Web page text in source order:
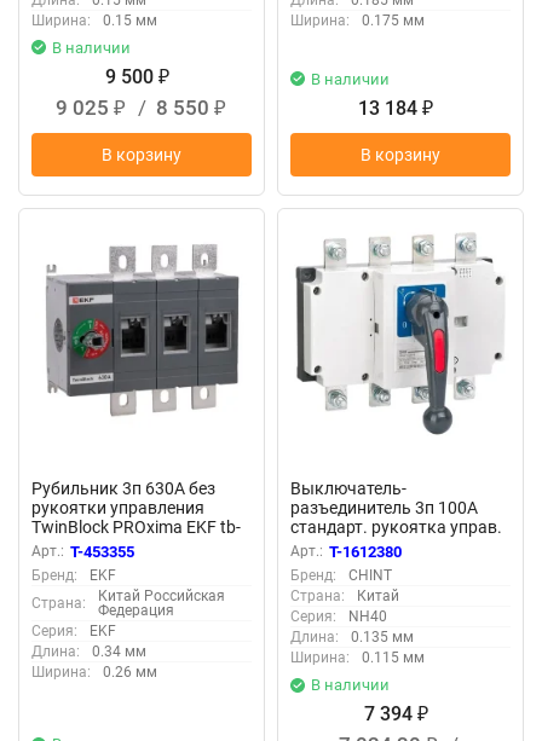
Ширина:
0.15 мм
В наличии
9 500 ₽
9 025 ₽ / 8 550 ₽
В корзину
Ширина:
0.175 мм
В наличии
13 184 ₽
В корзину
Рубильник 3п 630А без
рукоятки управления
TwinBlock PROxima EKF tb-
s-630-3p
Арт.: T-453355
Бренд:
EKF
Страна:
Китай Российская
Федерация
Серия:
EKF
Длина:
0.34 мм
Ширина:
0.26 мм
Выключатель-
разъединитель 3п 100А
стандарт. рукоятка управ.
NH40-100/3 CHINT 393529
Арт.: T-1612380
Бренд:
CHINT
Страна:
Китай
Серия:
NH40
Длина:
0.135 мм
Ширина:
0.115 мм
В наличии
7 394 ₽